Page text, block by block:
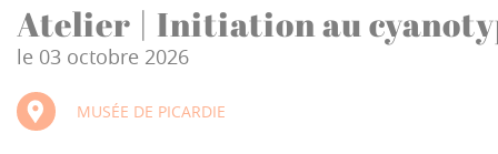
Atelier | Initiation au
le 03 octobre 2026
MUSÉE DE PICARDIE